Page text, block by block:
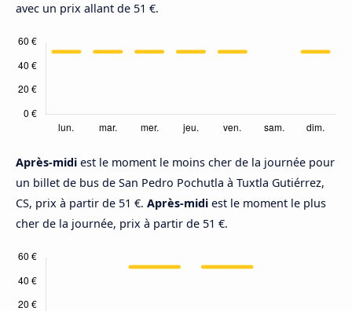
avec un prix allant de 51 €.
Après-midi est le moment le moins cher de la journée pour
un billet de bus de San Pedro Pochutla à Tuxtla Gutiérrez,
CS, prix à partir de 51 €. Après-midi est le moment le plus
cher de la journée, prix à partir de 51 €.